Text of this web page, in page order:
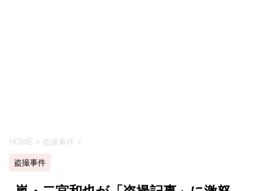
HOME > 盗撮事件 >
盗撮事件